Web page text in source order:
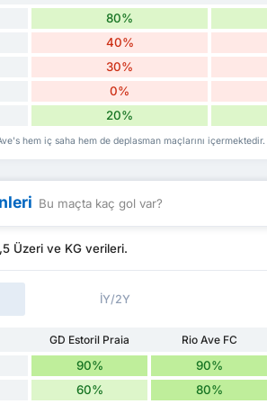
80%
40%
30%
0%
20%
hem iç saha hem de deplasman maçlarını içermektedir.
Bu maçta kaç gol var?
Üzeri ve KG verileri.
İY/2Y
GD Estoril Praia Rio Ave FC
90% 90%
60% 80%